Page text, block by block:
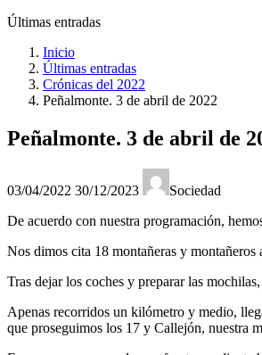
Últimas entradas
Inicio
Últimas entradas
Crónicas del 2022
Peñalmonte. 3 de abril de 2022
Peñalmonte. 3 de abril de
03/04/2022 actualización
30/12/2023
Sociedad
De acuerdo con nuestra programación,
Nos dimos cita 18 montañeras y
Tras dejar los coches y preparar las
Apenas recorridos un kilómetro y medio,
que proseguimos los 17 y Callejón, nuestra